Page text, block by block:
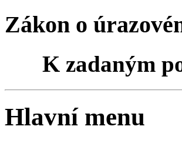
Zákon o
K zadaným
Hlavní menu